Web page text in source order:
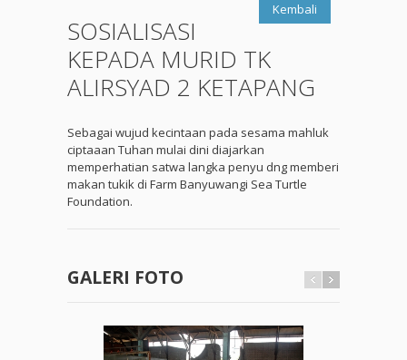
Kembali
SOSIALISASI
KEPADA MURID TK
ALIRSYAD 2 KETAPANG
Sebagai wujud kecintaan pada sesama mahluk
ciptaaan Tuhan mulai dini diajarkan
memperhatian satwa langka penyu dng memberi
makan tukik di Farm Banyuwangi Sea Turtle
Foundation.
GALERI FOTO